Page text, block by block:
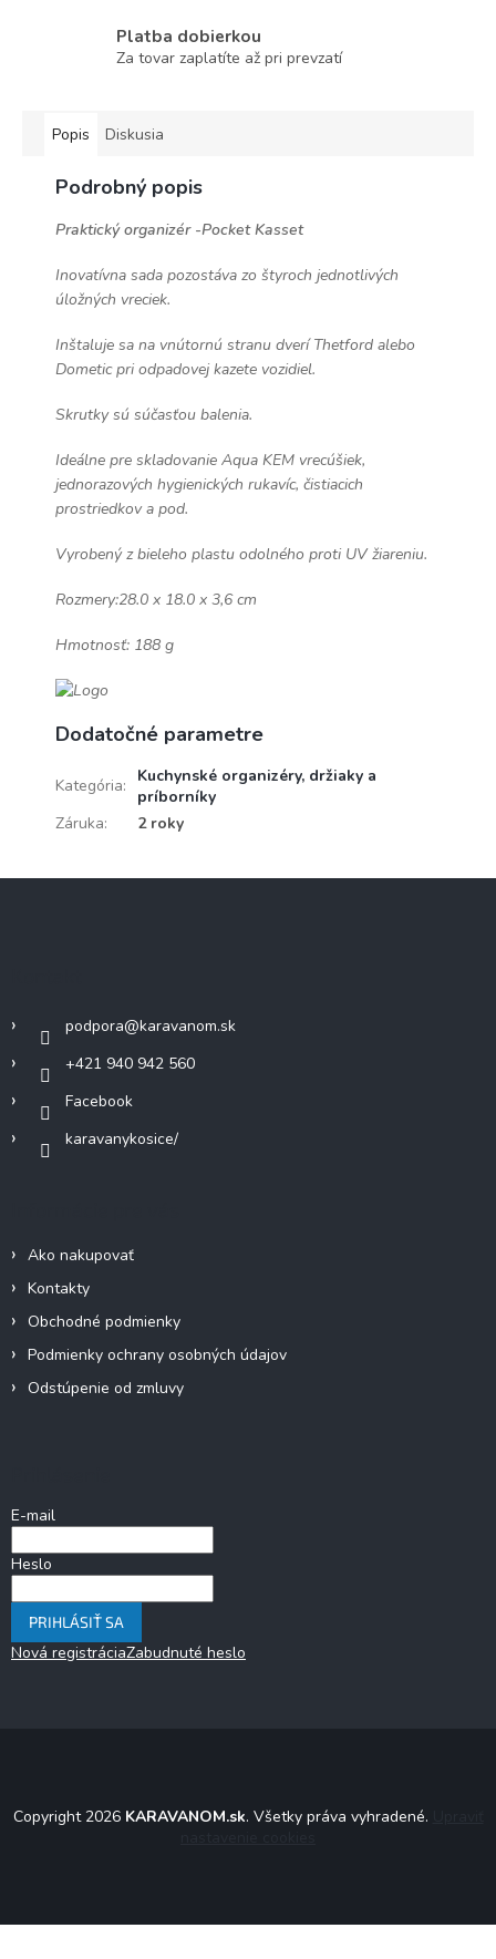
Platba dobierkou
Za tovar zaplatíte až pri prevzatí
Popis Diskusia
Podrobný popis
Praktický organizér -Pocket Kasset
Inovatívna sada pozostáva zo štyroch jednotlivých
úložných vreciek.
Inštaluje sa na vnútornú stranu dverí Thetford alebo
Dometic pri odpadovej kazete vozidiel.
Skrutky sú súčasťou balenia.
Ideálne pre skladovanie Aqua KEM vrecúšiek,
jednorazových hygienických rukavíc, čistiacich
prostriedkov a pod.
Vyrobený z bieleho plastu odolného proti UV žiareniu.
Rozmery:28.0 x 18.0 x 3,6 cm
Hmotnosť: 188 g
Dodatočné parametre
Kategória:
Kuchynské organizéry, držiaky a
príborníky
Záruka: 2 roky
podpora@karavanom.sk
+421 940 942 560
Facebook
karavanykosice/
Ako nakupovať
Kontakty
Obchodné podmienky
Podmienky ochrany osobných údajov
Odstúpenie od zmluvy
E-mail
Heslo
PRIHLÁSIŤ SA
Nová registráciaZabudnuté heslo
Copyright 2026 KARAVANOM.sk. Všetky práva vyhradené.